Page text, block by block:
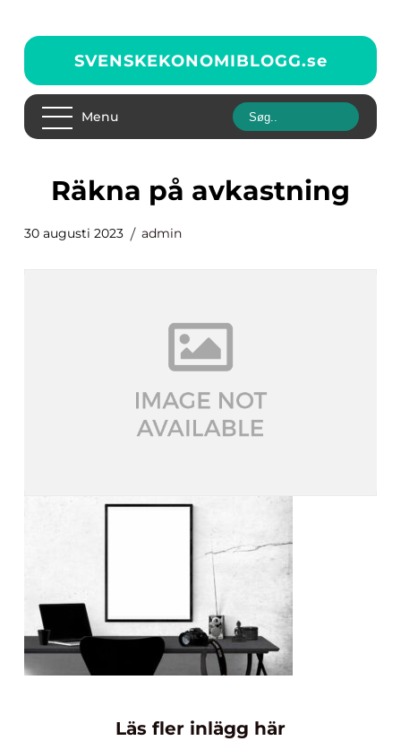
SVENSKEKONOMIBLOGG.se
Menu
räkna på avkastning
30 augusti 2023 admin
Läs fler inlägg här